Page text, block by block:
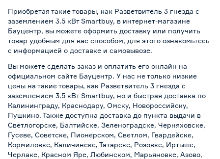
Приобретая такие товары, как Разветвитель 3 гнезда с
заземлением 3.5 кВт Smartbuy, в интернет-магазине
Бауцентр, вы можете оформить доставку или получить
товар удобным для вас способом, для этого ознакомьтесь
с информацией о доставке и самовывозе.
Вы можете сделать заказ и оплатить его онлайн на
официальном сайте Бауцентр. У нас не только низкие
цены на такие товары, как Разветвитель 3 гнезда с
заземлением 3.5 кВт Smartbuy, но и быстрая доставка по
Калининграду, Краснодару, Омску, Новороссийску,
Пушкино. Также доступна доставка до пункта выдачи в
Светлогорске, Балтийске, Зеленоградске, Черняховске,
Гусеве, Советске, Пионерском, Светлом, Гвардейске,
Кормиловке, Каличинске, Татарске, Розовке, Иртыше,
Черлаке, Красном Яре, Любинском, Марьяновке, Азово,